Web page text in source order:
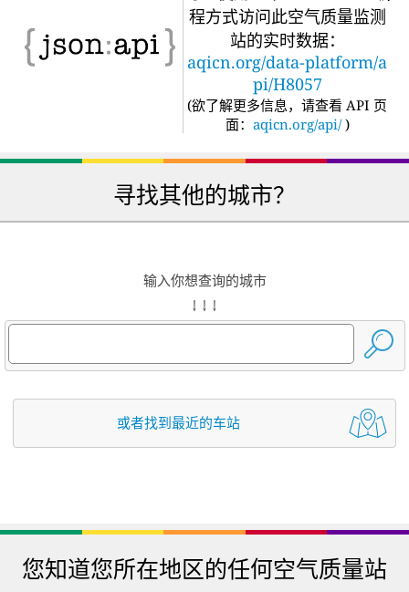
程方式访问此空气质量监测
站的实时数据：
aqicn.org/data-platform/a
pi/H8057
(欲了解更多信息，请查看 API 页
面： aqicn.org/api/ )
寻找其他的城市？
输入你想查询的城市
↓ ↓ ↓
或者找到最近的车站
您知道您所在地区的任何空气质量站